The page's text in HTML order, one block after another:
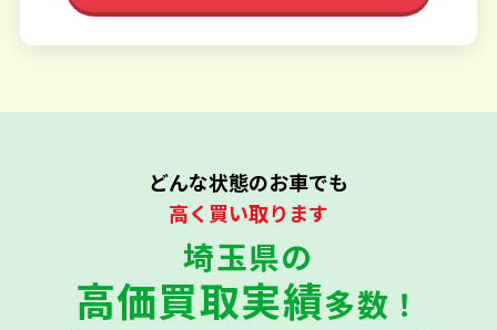
どんな状態のお車でも
高く買い取ります
埼玉県の
高価買取実績多数！